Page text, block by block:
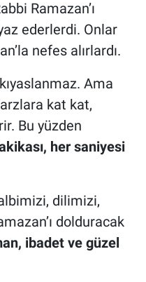
Ramazan’ı
ederlerdi. Onlar
nefes alırlardı.
Ama
kat kat,
Bu yüzden
her saniyesi
dilimizi,
dolduracak
ibadet ve güzel